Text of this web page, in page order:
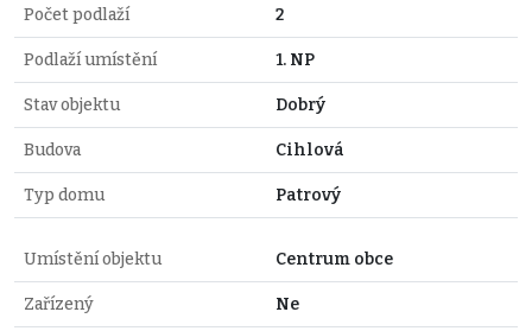
Počet podlaží 2
Podlaží umístění 1. NP
Stav objektu Dobrý
Budova Cihlová
Typ domu Patrový
Umístění objektu Centrum obce
Zařízený Ne